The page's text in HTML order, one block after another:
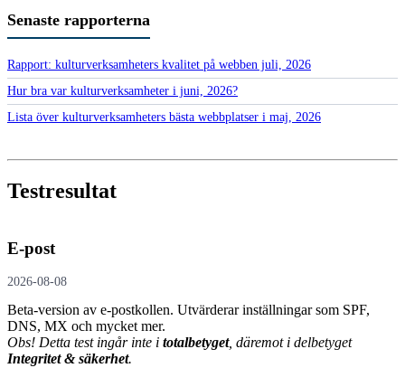
Senaste rapporterna
Rapport: kultur­verksamheters kvalitet på webben juli, 2026
Hur bra var kultur­verksamheter i juni, 2026?
Lista över kultur­verksamheters bästa webbplatser i maj, 2026
Testresultat
E-post
2026-08-08
Beta-version av e-postkollen. Utvärderar inställningar som SPF,
DNS, MX och mycket mer.
Obs! Detta test ingår inte i totalbetyget, däremot i delbetyget
Integritet & säkerhet.